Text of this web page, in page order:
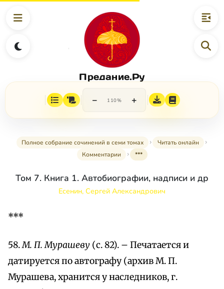
Предание.Ру
− 110% +
Полное собрание сочинений в семи томах
Читать онлайн
Комментарии
***
Том 7. Книга 1. Автобиографии, надписи и др
Есенин, Сергей Александрович
***
58.М. П. Мурашеву (с. 82). – Печатается и
датируется по автографу (архив М. П.
Мурашева, хранится у наследников, г.